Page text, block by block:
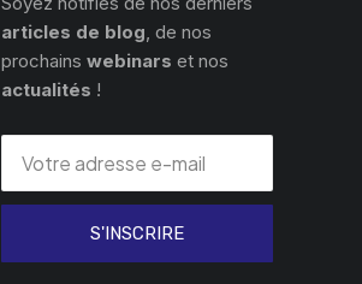
articles de blog, de nos
prochains webinars et nos
actualités !
S'INSCRIRE